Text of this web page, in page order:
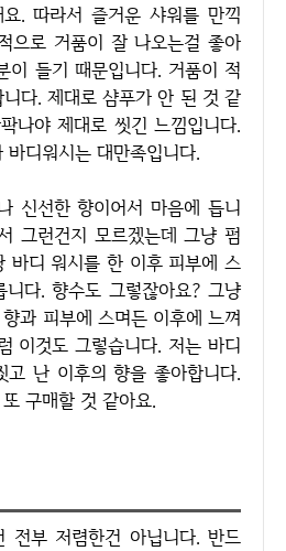
. 따라서 즐거운 샤워를 만끽
으로 거품이 잘 나오는걸 좋아
이 들기 때문입니다. 거품이 적
다. 제대로 샴푸가 안 된 것 같
나야 제대로 씻긴 느낌입니다.
디워시는 대만족입니다.
그런건지 모르겠는데 그냥 펌
바디 워시를 한 이후 피부에 스
다. 향수도 그렇잖아요? 그냥
과 피부에 스며든 이후에 느껴
이것도 그렇습니다. 저는 바디
고 난 이후의 향을 좋아합니다.
구매할 것 같아요.